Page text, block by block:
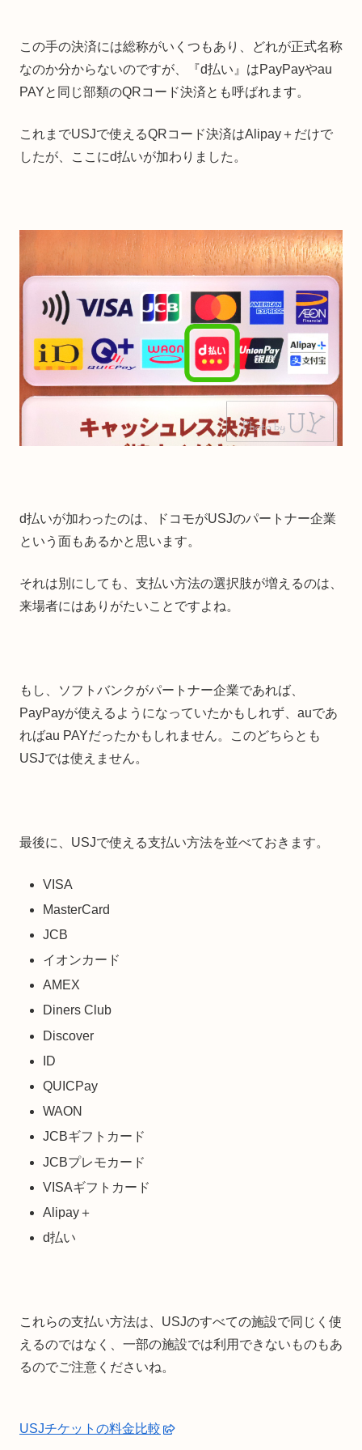
この手の決済には総称がいくつもあり、どれが正式名称
なのか分からないのですが、『d払い』はPayPayやau
PAYと同じ部類のQRコード決済とも呼ばれます。
これまでUSJで使えるQRコード決済はAlipay＋だけで
したが、ここにd払いが加わりました。
d払いが加わったのは、ドコモがUSJのパートナー企業
という面もあるかと思います。
それは別にしても、支払い方法の選択肢が増えるのは、
来場者にはありがたいことですよね。
もし、ソフトバンクがパートナー企業であれば、
PayPayが使えるようになっていたかもしれず、auであ
ればau PAYだったかもしれません。このどちらとも
USJでは使えません。
最後に、USJで使える支払い方法を並べておきます。
VISA
MasterCard
JCB
イオンカード
AMEX
Diners Club
Discover
ID
QUICPay
WAON
JCBギフトカード
JCBプレモカード
VISAギフトカード
Alipay＋
d払い
これらの支払い方法は、USJのすべての施設で同じく使
えるのではなく、一部の施設では利用できないものもあ
るのでご注意くださいね。
USJチケットの料金比較